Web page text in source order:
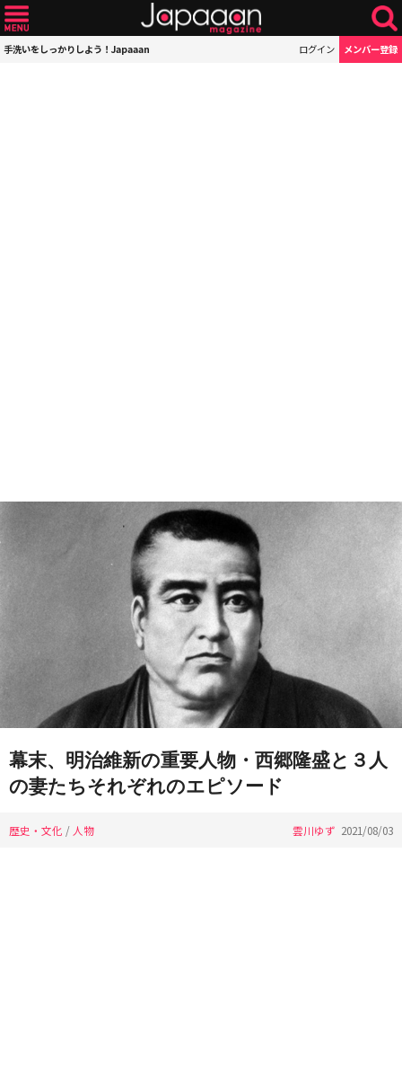
手洗いをしっかりしよう！Japaaan ログイン メンバー登録
幕末、明治維新の重要人物・西郷隆盛と３人
の妻たちそれぞれのエピソード
歴史・文化 / 人物 雲川ゆず 2021/08/03